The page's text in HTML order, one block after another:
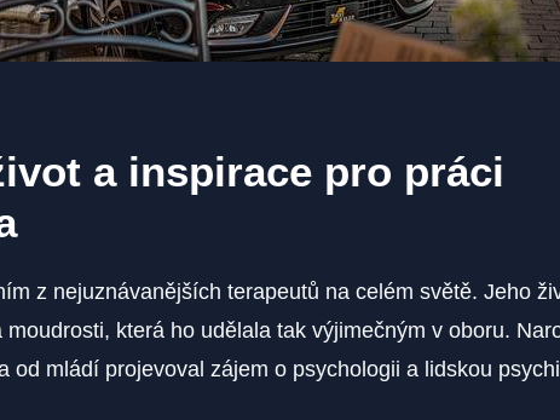
a inspirace pro práci
z nejuznávanějších terapeutů na celém světě. Jeho
moudrosti, která ho udělala tak výjimečným v oboru.
od mládí projevoval zájem o psychologii a lidskou